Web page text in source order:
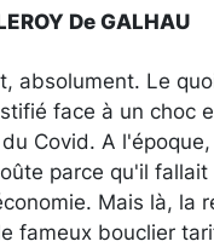
De GALHAU
absolument. Le
face à un choc
Covid. A
parce qu'il
Mais là, la
fameux bouclier